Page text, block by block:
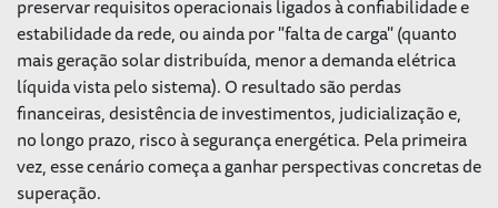
preservar requisitos operacionais ligados à confiabilidade e
estabilidade da rede, ou ainda por "falta de carga" (quanto
mais geração solar distribuída, menor a demanda elétrica
líquida vista pelo sistema). O resultado são perdas
financeiras, desistência de investimentos, judicialização e,
no longo prazo, risco à segurança energética. Pela primeira
vez, esse cenário começa a ganhar perspectivas concretas de
superação.